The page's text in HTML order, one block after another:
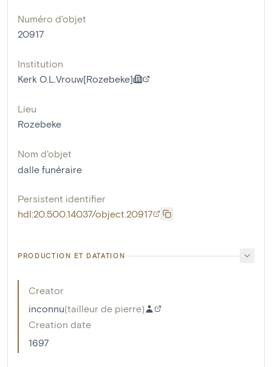
Numéro d'objet
20917
Institution
Kerk O.L.Vrouw[Rozebeke]
Lieu
Rozebeke
Nom d'objet
dalle funéraire
Persistent identifier
hdl:20.500.14037/object.20917
PRODUCTION ET DATATION
Creator
inconnu(tailleur de pierre)
Creation date
1697